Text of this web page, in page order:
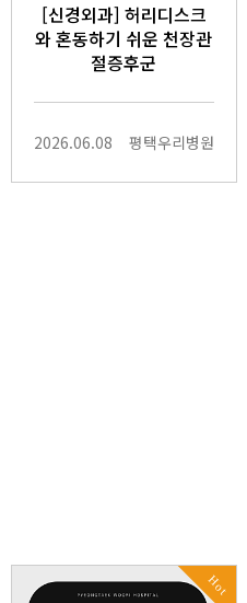
[신경외과] 허리디스크
와 혼동하기 쉬운 천장관
절증후군
2026.06.08 평택우리병원
Hot